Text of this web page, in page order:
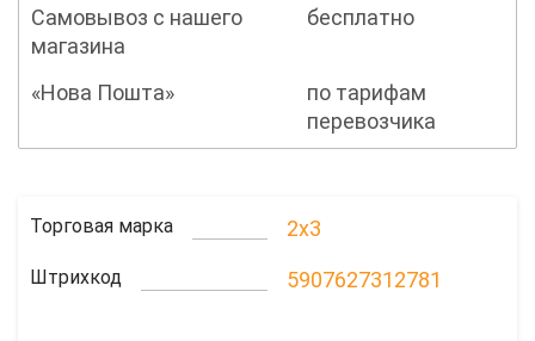
Самовывоз с нашего
магазина
бесплатно
«Нова Пошта»
по тарифам
перевозчика
Торговая марка 2x3
Штрихкод 5907627312781